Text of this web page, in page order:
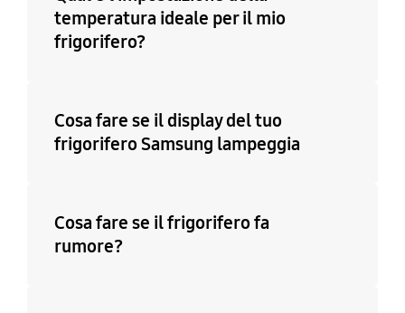
temperatura ideale per il mio
frigorifero?
Cosa fare se il display del tuo
frigorifero Samsung lampeggia
Cosa fare se il frigorifero fa
rumore?